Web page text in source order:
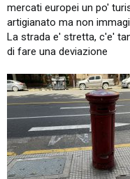
mercati europei un po'
artigianato ma non
La strada e' stretta, c'e'
di fare una deviazione